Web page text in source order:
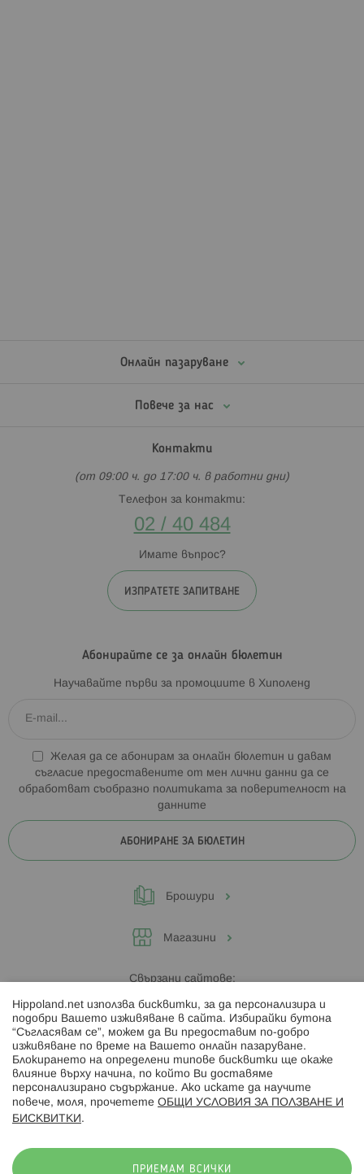
Онлайн пазаруване
Повече за нас
Контакти
(от 09:00 ч. до 17:00 ч. в работни дни)
Телефон за контакти:
02 / 40 484
Имате въпрос?
ИЗПРАТЕТЕ ЗАПИТВАНЕ
Абонирайте се за онлайн бюлетин
Научавайте първи за промоциите в Хиполенд
Желая да се абонирам за онлайн бюлетин и давам
съгласие предоставените от мен лични данни да се
обработват съобразно политиката за поверителност на
данните
АБОНИРАНЕ ЗА БЮЛЕТИН
Брошури
Магазини
Свързани сайтове:
Hippoland.ro
Последвайте ни:
Hippoland.net използва бисквитки, за да персонализира и
подобри Вашето изживяване в сайта. Избирайки бутона
“Съгласявам се”, можем да Ви предоставим по-добро
изживяване по време на Вашето онлайн пазаруване.
Блокирането на определени типове бисквитки ще окаже
влияние върху начина, по който Ви доставяме
персонализирано съдържание. Ако искате да научите
повече, моля, прочетете ОБЩИ УСЛОВИЯ ЗА ПОЛЗВАНЕ И
БИСКВИТКИ .
ПРИЕМАМ ВСИЧКИ